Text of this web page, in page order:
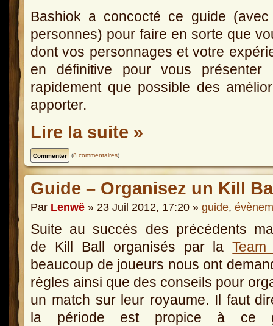
Bashiok a concocté ce guide (avec
personnes) pour faire en sorte que
dont vos personnages et votre
en définitive pour vous
rapidement que possible des
apporter.
Lire la suite »
(8 commentaires)
Guide – Organisez un Kill
Par Lenwë » 23 Juil 2012, 17:20 » guide,
Suite au succès des précédents
de Kill Ball organisés par laTeam
beaucoup de joueurs nous ont
règles ainsi que des conseils pour
un match sur leur royaume. Il faut
la période est propice à ce